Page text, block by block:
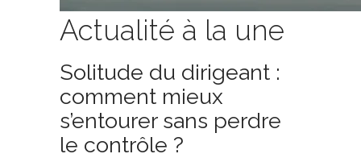
Actualité à la une
Solitude du dirigeant :
comment mieux
s’entourer sans perdre
le contrôle ?